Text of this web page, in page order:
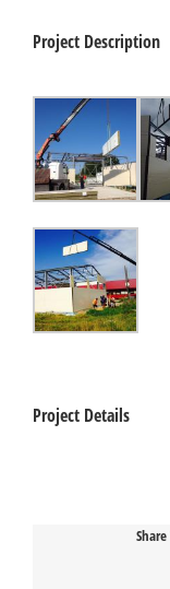
Project Description
Project Details